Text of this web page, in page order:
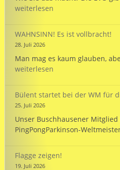
weiterlesen
WAHNSINN! Es ist vollbracht!
28. Juli 2026
Man mag es kaum glauben,
weiterlesen
Bülent startet bei der WM für
25. Juli 2026
Unser Buschhausener
PingPongParkinson-
Flagge zeigen!
19. Juli 2026